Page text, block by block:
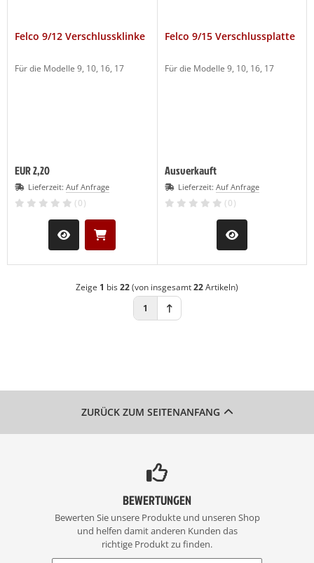
Felco 9/12 Verschlussklinke
Für die Modelle 9, 10, 16, 17
EUR 2,20
Lieferzeit: Auf Anfrage
(0)
Felco 9/15 Verschlussplatte
Für die Modelle 9, 10, 16, 17
Ausverkauft
Lieferzeit: Auf Anfrage
(0)
Zeige 1 bis22(von insgesamt22Artikeln)
1
ZURÜCK ZUM SEITENANFANG
BEWERTUNGEN
Bewerten Sie unsere Produkte und unseren Shop
und helfen damit anderen Kunden das
richtige Produkt zu finden.